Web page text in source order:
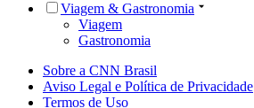
Viagem & Gastronomia
Viagem
Gastronomia
Sobre a CNN Brasil
Aviso Legal e Política de Privacidade
Termos de Uso